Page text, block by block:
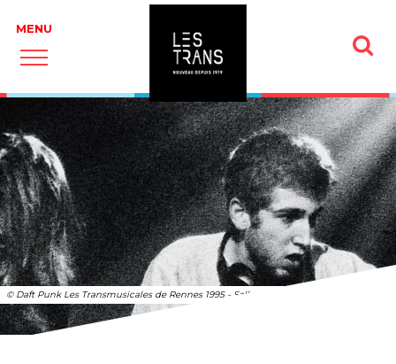
© Daft Punk Les Transmusicales de Rennes 1995 - Salle de l'Ubu 2 Décembre 1995